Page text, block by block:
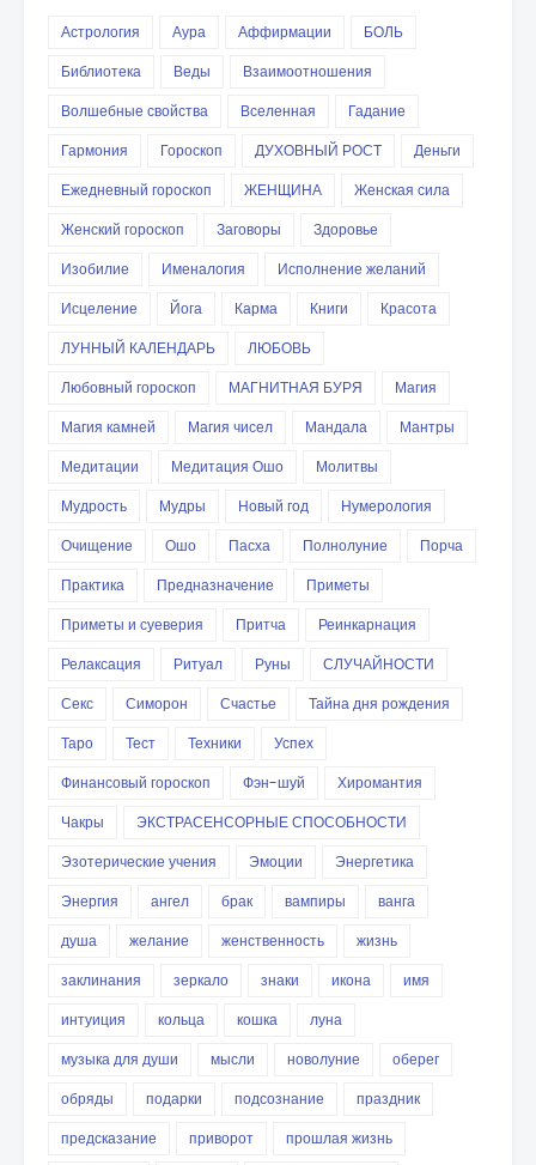
Астрология Аура Аффирмации
БОЛЬ
Библиотека
Веды
Взаимоотношения
Волшебные свойства
Вселенная
Гадание
Гармония
Гороскоп ДУХОВНЫЙ РОСТ
Деньги
Ежедневный гороскоп
ЖЕНЩИНА
Женская сила
Женский гороскоп
Заговоры
Здоровье
Изобилие
Именалогия
Исполнение желаний
Исцеление
Йога Карма Книги
Красота
ЛУННЫЙ КАЛЕНДАРЬ
ЛЮБОВЬ
Любовный гороскоп
МАГНИТНАЯ БУРЯ
Магия
Магия камней
Магия чисел Мандала
Мантры
Медитации
Медитация Ошо
Молитвы
Мудрость
Мудры Новый год
Нумерология
Очищение
Ошо Пасха Полнолуние
Порча
Практика
Предназначение
Приметы
Приметы и суеверия
Притча
Реинкарнация
Релаксация
Ритуал Руны
СЛУЧАЙНОСТИ
Секс
Симорон Счастье
Тайна дня рождения
Таро
Тест Техники
Успех
Финансовый гороскоп
Фэн-шуй
Хиромантия
Чакры
ЭКСТРАСЕНСОРНЫЕ СПОСОБНОСТИ
Эзотерические учения
Эмоции
Энергетика
Энергия
ангел брак вампиры
ванга
душа
желание женственность
жизнь
заклинания
зеркало знаки икона
имя
интуиция
кольца кошка
луна
музыка для души
мысли новолуние
оберег
обряды
подарки подсознание
праздник
предсказание
приворот
прошлая жизнь